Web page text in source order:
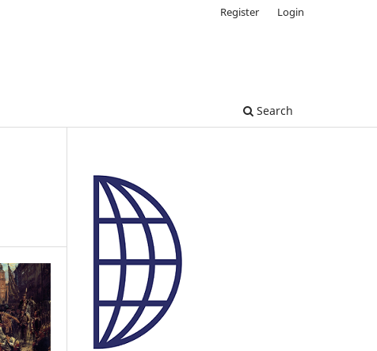
Search
Register Login